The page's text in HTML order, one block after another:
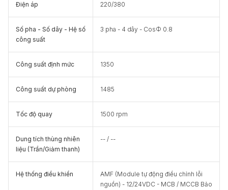
Điện áp 220/380
Số pha - Số dây - Hệ số
công suất
3 pha - 4 dây - CosΦ 0.8
Công suất định mức 1350
Công suất dự phòng 1485
Tốc độ quay 1500 rpm
Dung tích thùng nhiên
liệu (Trần/Giảm thanh)
-- / --
Hệ thống điều khiển
AMF (Module tự động điều chỉnh lỗi
nguồn) - 12/24VDC - MCB / MCCB Bảo